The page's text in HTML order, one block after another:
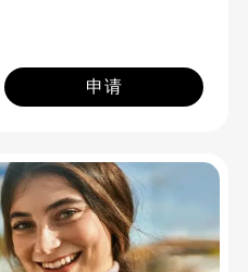
申请